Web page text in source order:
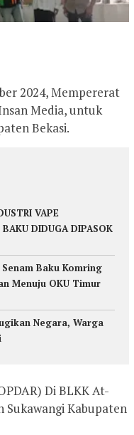
2024, Mempererat
Media, untuk
Bekasi.
VAPE
DIDUGA DIPASOK
Baku Komring
Menuju OKU Timur
Negara, Warga
Di BLKK At-
Sukawangi Kabupaten